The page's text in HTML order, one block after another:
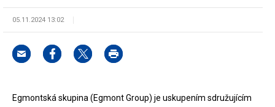
05.11.2024 13:02
Egmontská skupina (Egmont Group) je uskupením sdružujícím